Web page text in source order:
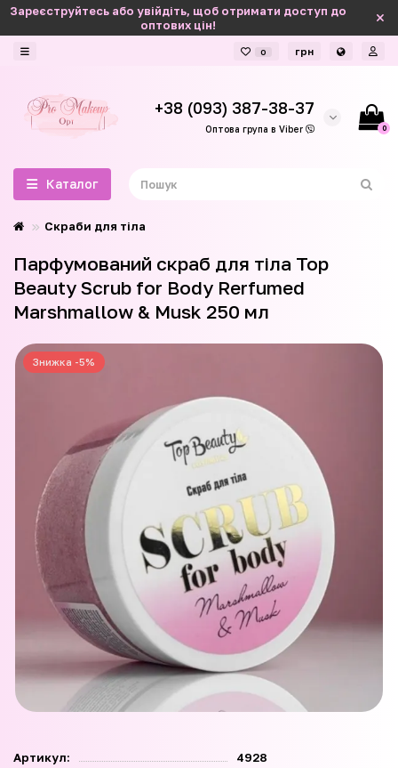
Зареєструйтесь або увійдіть, щоб отримати доступ до
оптових цін!
0 грн
+38 (093) 387-38-37
Оптова група в Viber 0
Каталог
Скраби для тіла
Парфумований скраб для тіла Top
Beauty Scrub for Body Rerfumed
Marshmallow & Musk 250 мл
Знижка -5%
Артикул:
4928